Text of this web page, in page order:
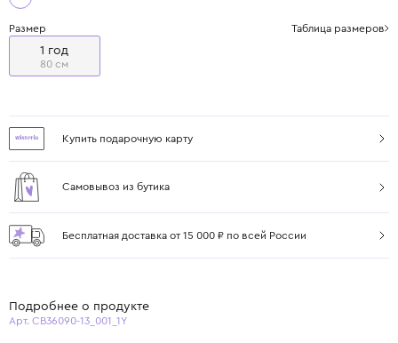
Размер Таблица размеров
1 год
80 см
Купить подарочную карту
Самовывоз из бутика
Бесплатная доставка от 15 000 ₽ по всей России
Подробнее о продукте
Арт. CB36090-13_001_1Y